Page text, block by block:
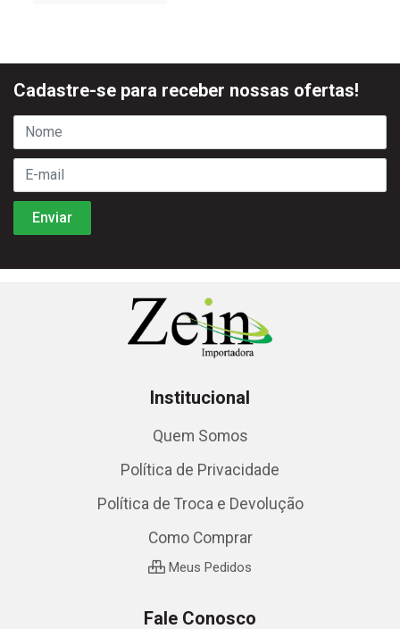
Cadastre-se para receber nossas ofertas!
Institucional
Quem Somos
Política de Privacidade
Política de Troca e Devolução
Como Comprar
Meus Pedidos
Fale Conosco